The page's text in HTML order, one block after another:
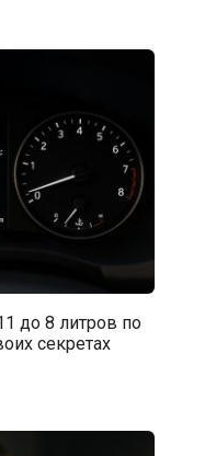
до 8 литров по
секретах